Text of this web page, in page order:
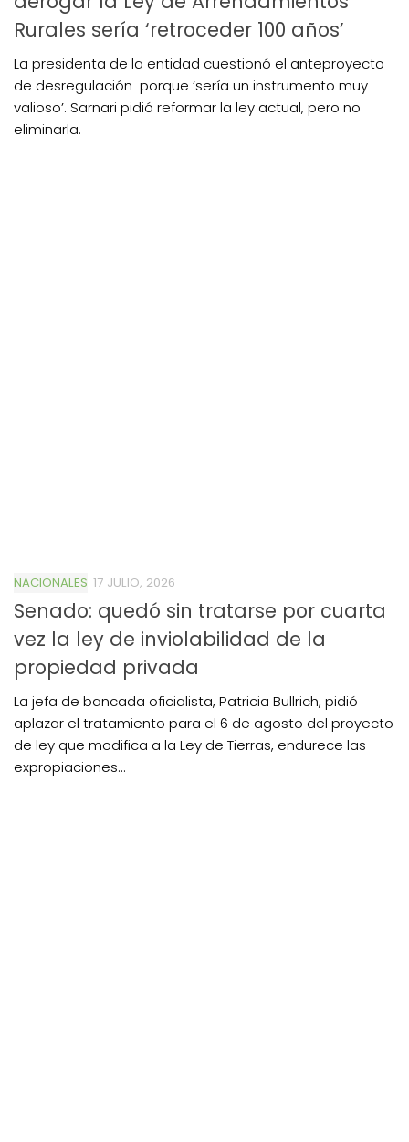
Rurales sería ‘retroceder 100 años’
La presidenta de la entidad cuestionó el anteproyecto
de desregulación porque ‘sería un instrumento muy
valioso’. Sarnari pidió reformar la ley actual, pero no
eliminarla.
NACIONALES 17 JULIO, 2026
Senado: quedó sin tratarse por cuarta
vez la ley de inviolabilidad de la
propiedad privada
La jefa de bancada oficialista, Patricia Bullrich, pidió
aplazar el tratamiento para el 6 de agosto del proyecto
de ley que modifica a la Ley de Tierras, endurece las
expropiaciones...